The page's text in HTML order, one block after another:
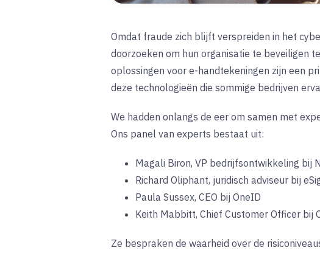
Omdat fraude zich blijft verspreiden in het
doorzoeken om hun organisatie te beveiligen
oplossingen voor e-handtekeningen zijn een
deze technologieën die sommige bedrijven
We hadden onlangs de eer om samen met
Ons panel van experts bestaat uit:
Magali Biron, VP bedrijfsontwikkeling bij
Richard Oliphant, juridisch adviseur bij
Paula Sussex, CEO bij OneID
Keith Mabbitt, Chief Customer Officer bij
Ze bespraken de waarheid over de